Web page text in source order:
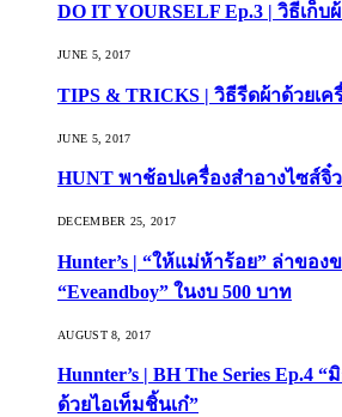
DO IT YOURSELF Ep.3 | วิธีเก็บ
JUNE 5, 2017
TIPS & TRICKS | วิธีรีดผ้าด้วยเ
JUNE 5, 2017
HUNT พาช้อปเครื่องสำอางไซส์จิ๋
DECEMBER 25, 2017
Hunter’s | “ให้แม่ห้าร้อย” ล่าขอ
“Eveandboy” ในงบ 500 บาท
AUGUST 8, 2017
Hunnter’s | BH The Series
ด้วยไอเท็มชิ้นเก๋”